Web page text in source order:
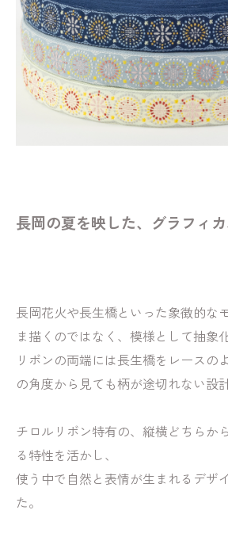
長岡の夏を映した、グラフィ
長岡花火や長生橋といった象徴的な
ま描くのではなく、模様として抽象化
リボンの両端には長生橋をレースの
の角度から見ても柄が途切れない設
チロルリボン特有の、縦横どちらか
る特性を活かし、
使う中で自然と表情が生まれるデザ
た。